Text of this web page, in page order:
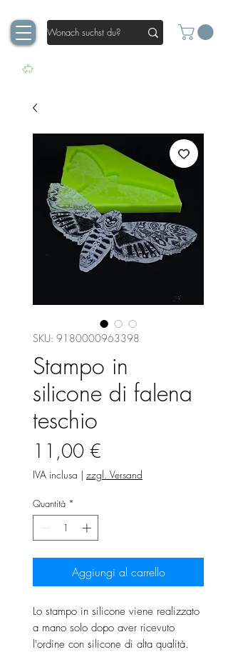
SKU: 9180000963398
Stampo in
silicone di falena
teschio
11,00 €
IVA inclusa | zzgl. Versand
Quantità *
Aggiungi al carrello
Lo stampo in silicone viene realizzato
a mano solo dopo aver ricevuto
l'ordine con silicone di alta qualità.